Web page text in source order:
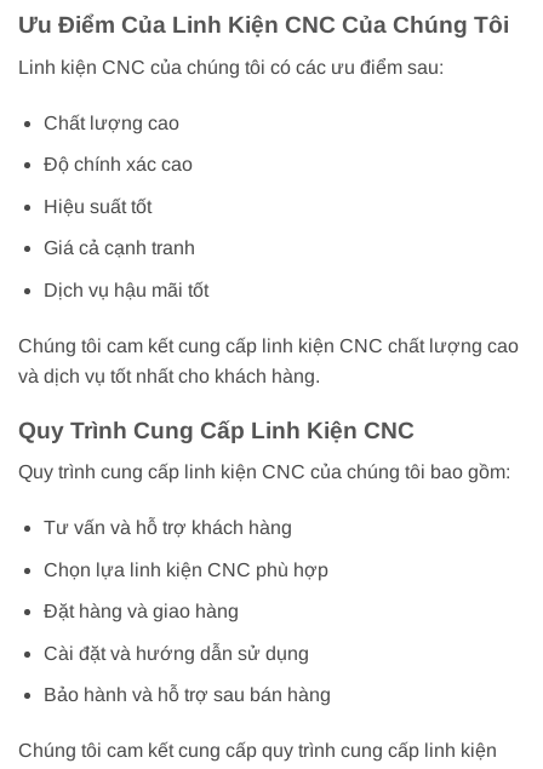
Ưu Điểm Của Linh Kiện CNC Của Chúng Tôi
Linh kiện CNC của chúng tôi có các ưu điểm sau:
Chất lượng cao
Độ chính xác cao
Hiệu suất tốt
Giá cả cạnh tranh
Dịch vụ hậu mãi tốt
Chúng tôi cam kết cung cấp linh kiện CNC chất lượng cao
và dịch vụ tốt nhất cho khách hàng.
Quy Trình Cung Cấp Linh Kiện CNC
Quy trình cung cấp linh kiện CNC của chúng tôi bao gồm:
Tư vấn và hỗ trợ khách hàng
Chọn lựa linh kiện CNC phù hợp
Đặt hàng và giao hàng
Cài đặt và hướng dẫn sử dụng
Bảo hành và hỗ trợ sau bán hàng
Chúng tôi cam kết cung cấp quy trình cung cấp linh kiện